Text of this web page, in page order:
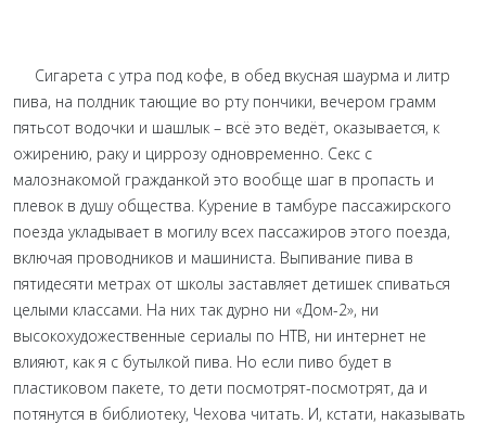
Сигарета с утра под кофе, в обед вкусная шаурма и литр
пива, на полдник тающие во рту пончики, вечером грамм
пятьсот водочки и шашлык – всё это ведёт, оказывается, к
ожирению, раку и циррозу одновременно. Секс с
малознакомой гражданкой это вообще шаг в пропасть и
плевок в душу общества. Курение в тамбуре пассажирского
поезда укладывает в могилу всех пассажиров этого поезда,
включая проводников и машиниста. Выпивание пива в
пятидесяти метрах от школы заставляет детишек спиваться
целыми классами. На них так дурно ни «Дом-2», ни
высокохудожественные сериалы по НТВ, ни интернет не
влияют, как я с бутылкой пива. Но если пиво будет в
пластиковом пакете, то дети посмотрят-посмотрят, да и
потянутся в библиотеку, Чехова читать. И, кстати, наказывать